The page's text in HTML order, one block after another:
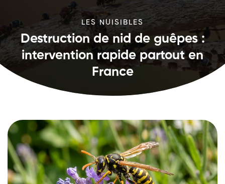
LES NUISIBLES
Destruction de nid de guêpes :
intervention rapide partout en
France